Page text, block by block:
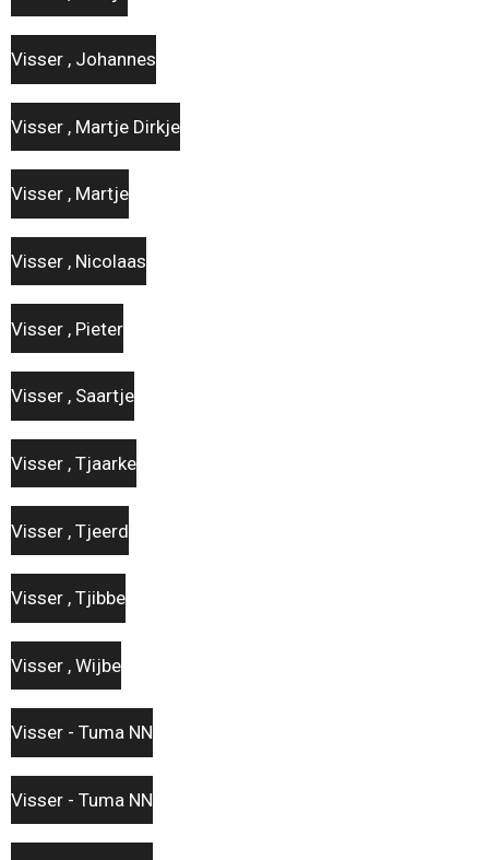
Visser , Johannes
Visser , Martje Dirkje
Visser , Martje
Visser , Nicolaas
Visser , Pieter
Visser , Saartje
Visser , Tjaarke
Visser , Tjeerd
Visser , Tjibbe
Visser , Wijbe
Visser - Tuma NN
Visser - Tuma NN